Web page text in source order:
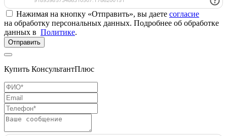
Нажимая на кнопку «Отправить», вы даете согласие
на обработку персональных данных. Подробнее об обработке
данных в Политике.
Отправить
Купить КонсультантПлюс